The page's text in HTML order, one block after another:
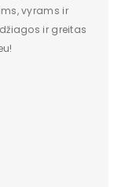
vyrams ir
ir greitas